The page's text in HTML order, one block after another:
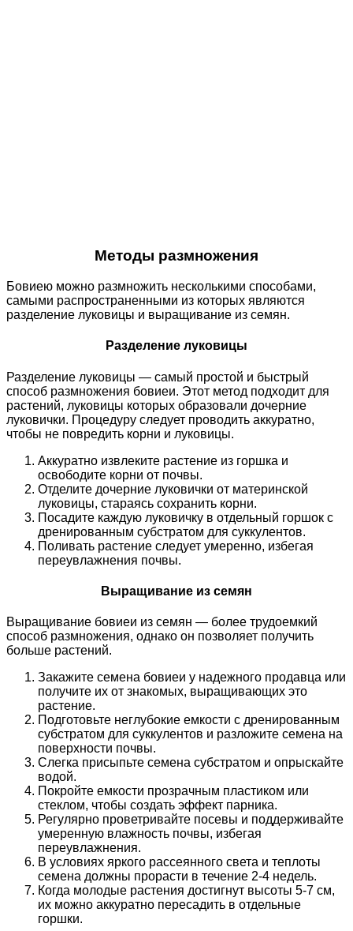
Методы размножения
Бовиею можно размножить несколькими способами,
самыми распространенными из которых являются
разделение луковицы и выращивание из семян.
Разделение луковицы
Разделение луковицы — самый простой и быстрый
способ размножения бовиеи. Этот метод подходит для
растений, луковицы которых образовали дочерние
луковички. Процедуру следует проводить аккуратно,
чтобы не повредить корни и луковицы.
Аккуратно извлеките растение из горшка и
освободите корни от почвы.
Отделите дочерние луковички от материнской
луковицы, стараясь сохранить корни.
Посадите каждую луковичку в отдельный горшок с
дренированным субстратом для суккулентов.
Поливать растение следует умеренно, избегая
переувлажнения почвы.
Выращивание из семян
Выращивание бовиеи из семян — более трудоемкий
способ размножения, однако он позволяет получить
больше растений.
Закажите семена бовиеи у надежного продавца или
получите их от знакомых, выращивающих это
растение.
Подготовьте неглубокие емкости с дренированным
субстратом для суккулентов и разложите семена на
поверхности почвы.
Слегка присыпьте семена субстратом и опрыскайте
водой.
Покройте емкости прозрачным пластиком или
стеклом, чтобы создать эффект парника.
Регулярно проветривайте посевы и поддерживайте
умеренную влажность почвы, избегая
переувлажнения.
В условиях яркого рассеянного света и теплоты
семена должны прорасти в течение 2-4 недель.
Когда молодые растения достигнут высоты 5-7 см,
их можно аккуратно пересадить в отдельные
горшки.